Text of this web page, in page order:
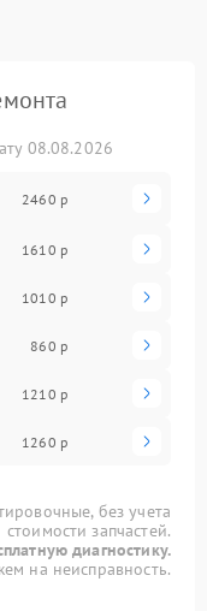
08.08.2026
2460 р
1610 р
1010 р
860 р
1210 р
1260 р
без учета
стоимости запчастей.
диагностику.
на неисправность.